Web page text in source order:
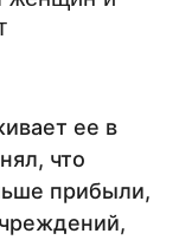
ее в
что
прибыли,